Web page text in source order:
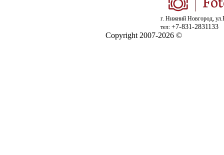
г. Нижний Новгород,
тел: +7-831-2831133
Copyright 2007-2026 ©